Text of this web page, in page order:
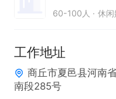
60-100人 休闲
工作地址
商丘市夏邑县河南
南段285号